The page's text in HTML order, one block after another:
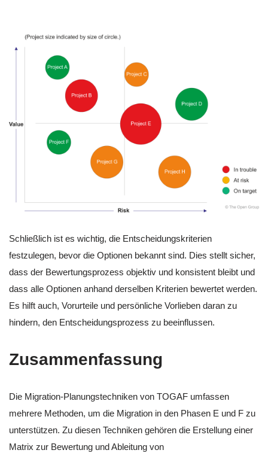
Schließlich ist es wichtig, die Entscheidungskriterien
festzulegen, bevor die Optionen bekannt sind. Dies stellt sicher,
dass der Bewertungsprozess objektiv und konsistent bleibt und
dass alle Optionen anhand derselben Kriterien bewertet werden.
Es hilft auch, Vorurteile und persönliche Vorlieben daran zu
hindern, den Entscheidungsprozess zu beeinflussen.
Zusammenfassung
Die Migration-Planungstechniken von TOGAF umfassen
mehrere Methoden, um die Migration in den Phasen E und F zu
unterstützen. Zu diesen Techniken gehören die Erstellung einer
Matrix zur Bewertung und Ableitung von